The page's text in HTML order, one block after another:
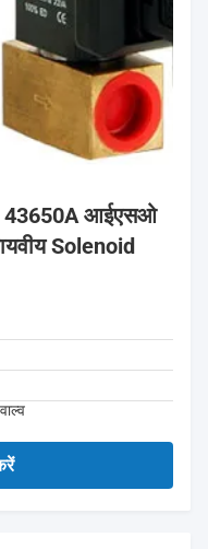
43650A आईएसओ
Solenoid